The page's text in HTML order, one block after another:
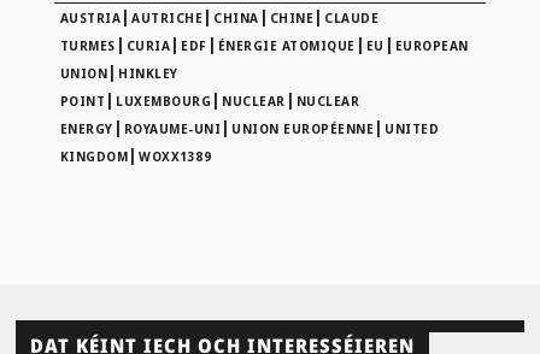
AUSTRIA |AUTRICHE | CHINA | CHINE | CLAUDE
TURMES | CURIA | EDF | ÉNERGIE ATOMIQUE | EU | EUROPEAN
UNION | HINKLEY
POINT | LUXEMBOURG | NUCLEAR | NUCLEAR
ENERGY | ROYAUME-UNI | UNION EUROPÉENNE | UNITED
KINGDOM |WOXX1389
DAT KÉINT IECH OCH INTERESSÉIEREN